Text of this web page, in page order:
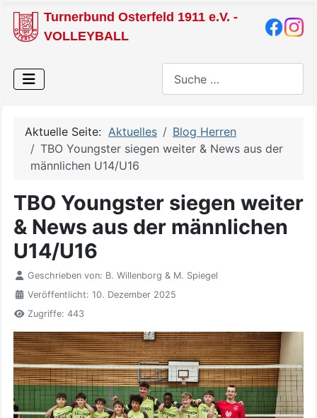
Turnerbund Osterfeld 1911 e.V. -
VOLLEYBALL
Aktuelle Seite: Aktuelles
Blog Herren
TBO Youngster siegen weiter & News aus der
männlichen U14/U16
TBO Youngster siegen weiter
& News aus der männlichen
U14/U16
Geschrieben von: B. Willenborg & M. Spiegel
Veröffentlicht: 10. Dezember 2025
Zugriffe: 443